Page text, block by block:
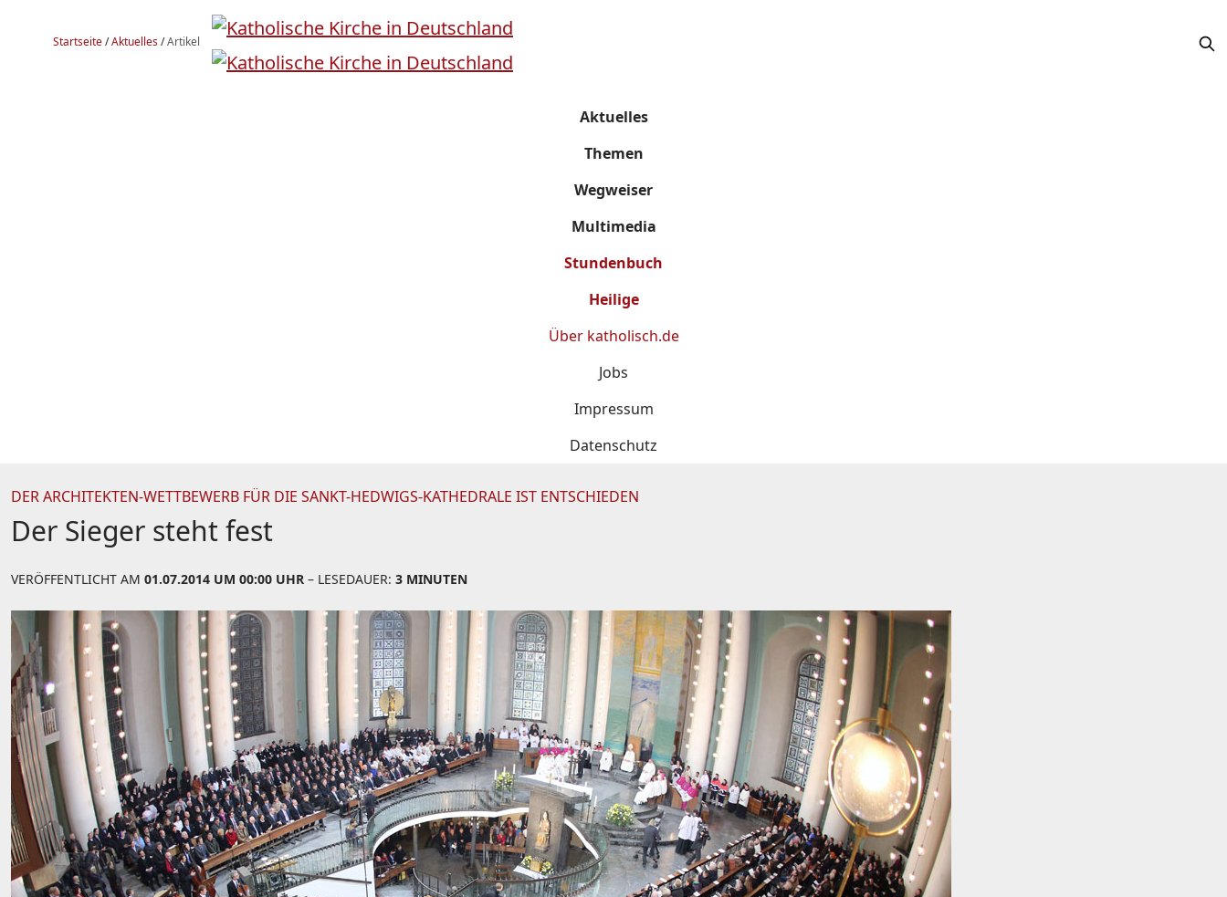
Startseite/Aktuelles/Artikel
Aktuelles
Themen
Wegweiser
Multimedia
Stundenbuch
Heilige
Über katholisch.de
Jobs
Impressum
Datenschutz
DER ARCHITEKTEN-WETTBEWERB FÜR DIE SANKT-HEDWIGS-KATHEDRALE IST ENTSCHIEDEN
Der Sieger steht fest
VERÖFFENTLICHT AM 01.07.2014 UM 00:00 UHR – LESEDAUER: 3 MINUTEN